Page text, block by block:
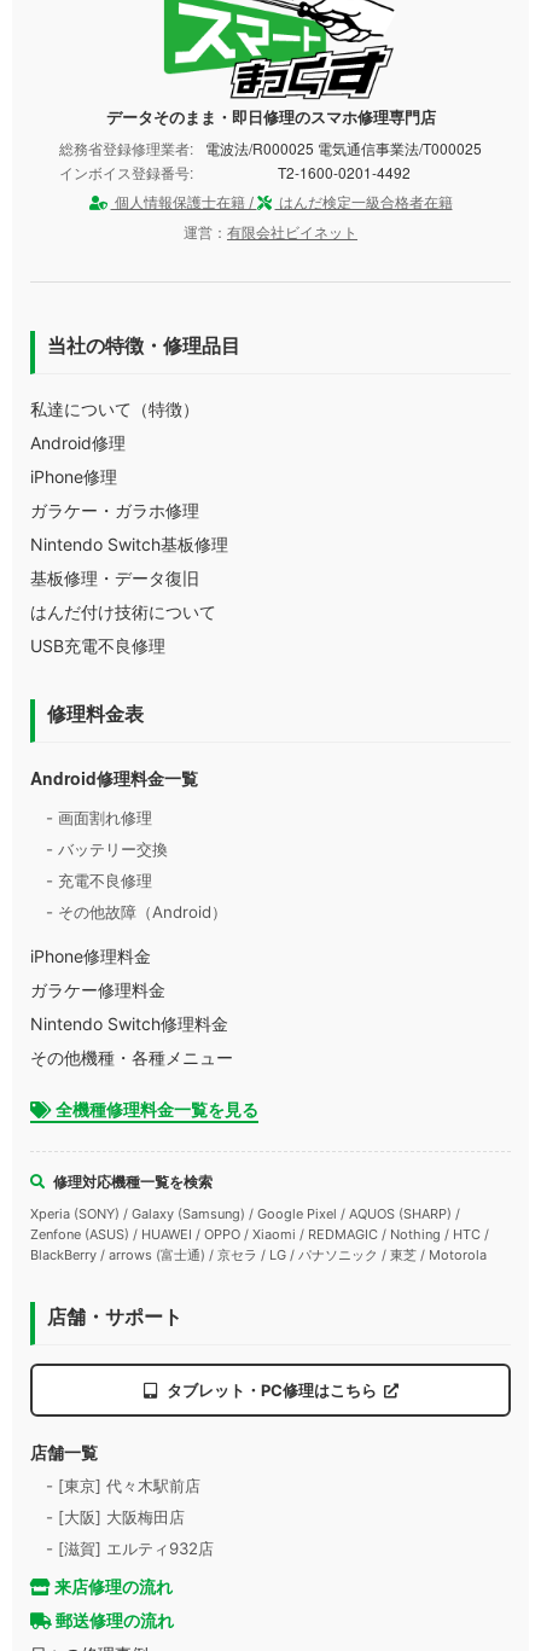
データそのまま・即日修理のスマホ修理専門店
総務省登録修理業者:
電波法/R000025 電気通信事業法/T000025
インボイス登録番号:
T2-1600-0201-4492
個人情報保護士在籍 /
はんだ検定一級合格者在籍
運営： 有限会社ビイネット
当社の特徴・修理品目
私達について（特徴）
Android修理
iPhone修理
ガラケー・ガラホ修理
Nintendo Switch基板修理
基板修理・データ復旧
はんだ付け技術について
USB充電不良修理
修理料金表
Android修理料金一覧
- 画面割れ修理
- バッテリー交換
- 充電不良修理
- その他故障（Android）
iPhone修理料金
ガラケー修理料金
Nintendo Switch修理料金
その他機種・各種メニュー
全機種修理料金一覧を見る
修理対応機種一覧を検索
Xperia (SONY) / Galaxy (Samsung) / Google Pixel / AQUOS (SHARP) /
Zenfone (ASUS) / HUAWEI / OPPO / Xiaomi / REDMAGIC / Nothing / HTC /
BlackBerry / arrows (富士通) / 京セラ / LG / パナソニック / 東芝 / Motorola
店舗・サポート
タブレット・PC修理はこちら
店舗一覧
- [東京] 代々木駅前店
- [大阪] 大阪梅田店
- [滋賀] エルティ932店
来店修理の流れ
郵送修理の流れ